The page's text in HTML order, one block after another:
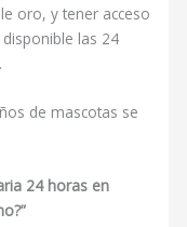
oro, y tener acceso
las 24
de mascotas se
24 horas en